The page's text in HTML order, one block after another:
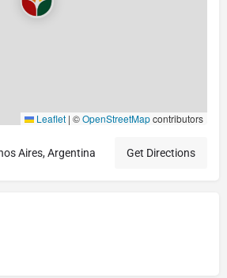
Leaflet | ©OpenStreetMapcontributors
Aires, Argentina Get Directions